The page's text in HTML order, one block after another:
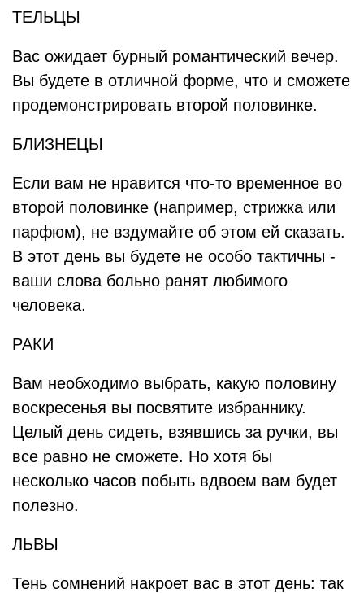
ТЕЛЬЦЫ
Вас ожидает бурный романтический вечер.
Вы будете в отличной форме, что и сможете
продемонстрировать второй половинке.
БЛИЗНЕЦЫ
Если вам не нравится что-то временное во
второй половинке (например, стрижка или
парфюм), не вздумайте об этом ей сказать.
В этот день вы будете не особо тактичны -
ваши слова больно ранят любимого
человека.
РАКИ
Вам необходимо выбрать, какую половину
воскресенья вы посвятите избраннику.
Целый день сидеть, взявшись за ручки, вы
все равно не сможете. Но хотя бы
несколько часов побыть вдвоем вам будет
полезно.
ЛЬВЫ
Тень сомнений накроет вас в этот день: так